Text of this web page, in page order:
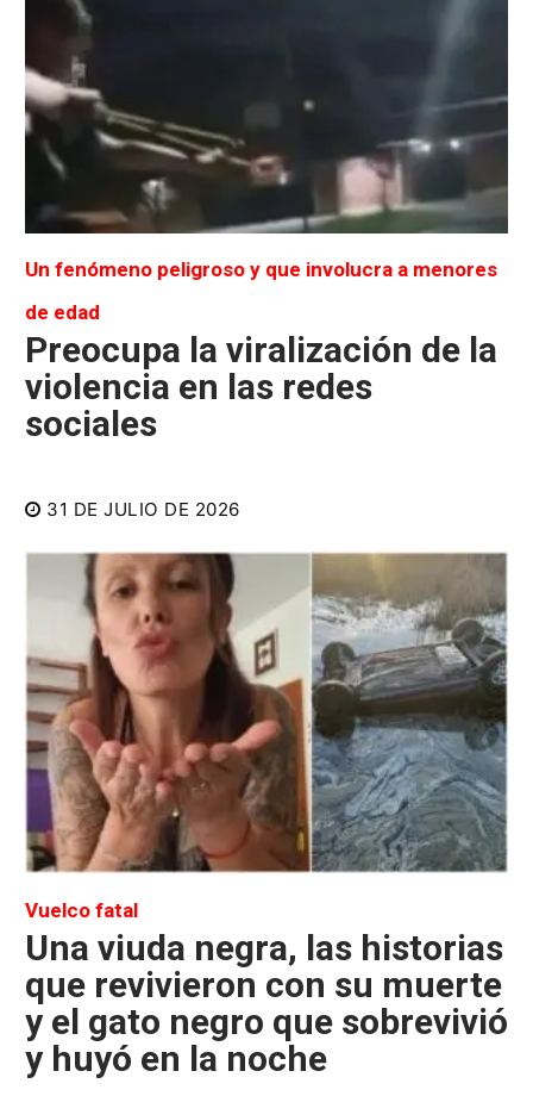
Un fenómeno peligroso y que involucra a menores
de edad
Preocupa la viralización de la
violencia en las redes
sociales
31 DE JULIO DE 2026
Vuelco fatal
Una viuda negra, las historias
que revivieron con su muerte
y el gato negro que sobrevivió
y huyó en la noche